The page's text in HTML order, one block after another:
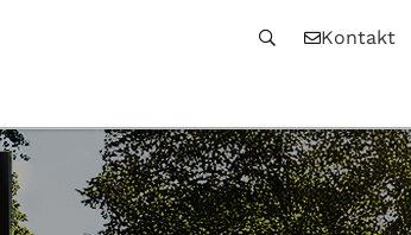
Kontakt